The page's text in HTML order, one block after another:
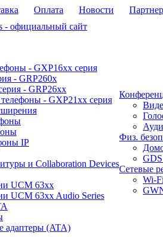
Оплата Новости
- GXP16хх серия
- GRP260x
- GRP26xx
- GXP21хх серия
IP
и Collaboration Devices
UCM 63xx
UCM 63xx Audio Series
адаптеры (ATA)
Физ.
Сетевые
Wi-